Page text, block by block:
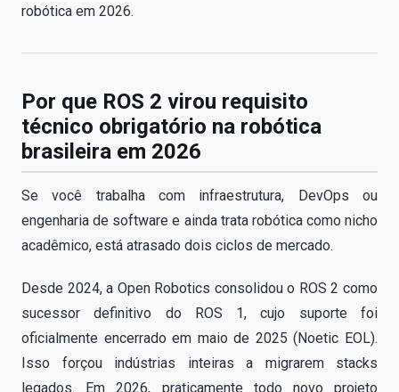
robótica em 2026.
Por que ROS 2 virou requisito
técnico obrigatório na robótica
brasileira em 2026
Se você trabalha com infraestrutura, DevOps ou
engenharia de software e ainda trata robótica como nicho
acadêmico, está atrasado dois ciclos de mercado.
Desde 2024, a Open Robotics consolidou o ROS 2 como
sucessor definitivo do ROS 1, cujo suporte foi
oficialmente encerrado em maio de 2025 (Noetic EOL).
Isso forçou indústrias inteiras a migrarem stacks
legados. Em 2026, praticamente todo novo projeto